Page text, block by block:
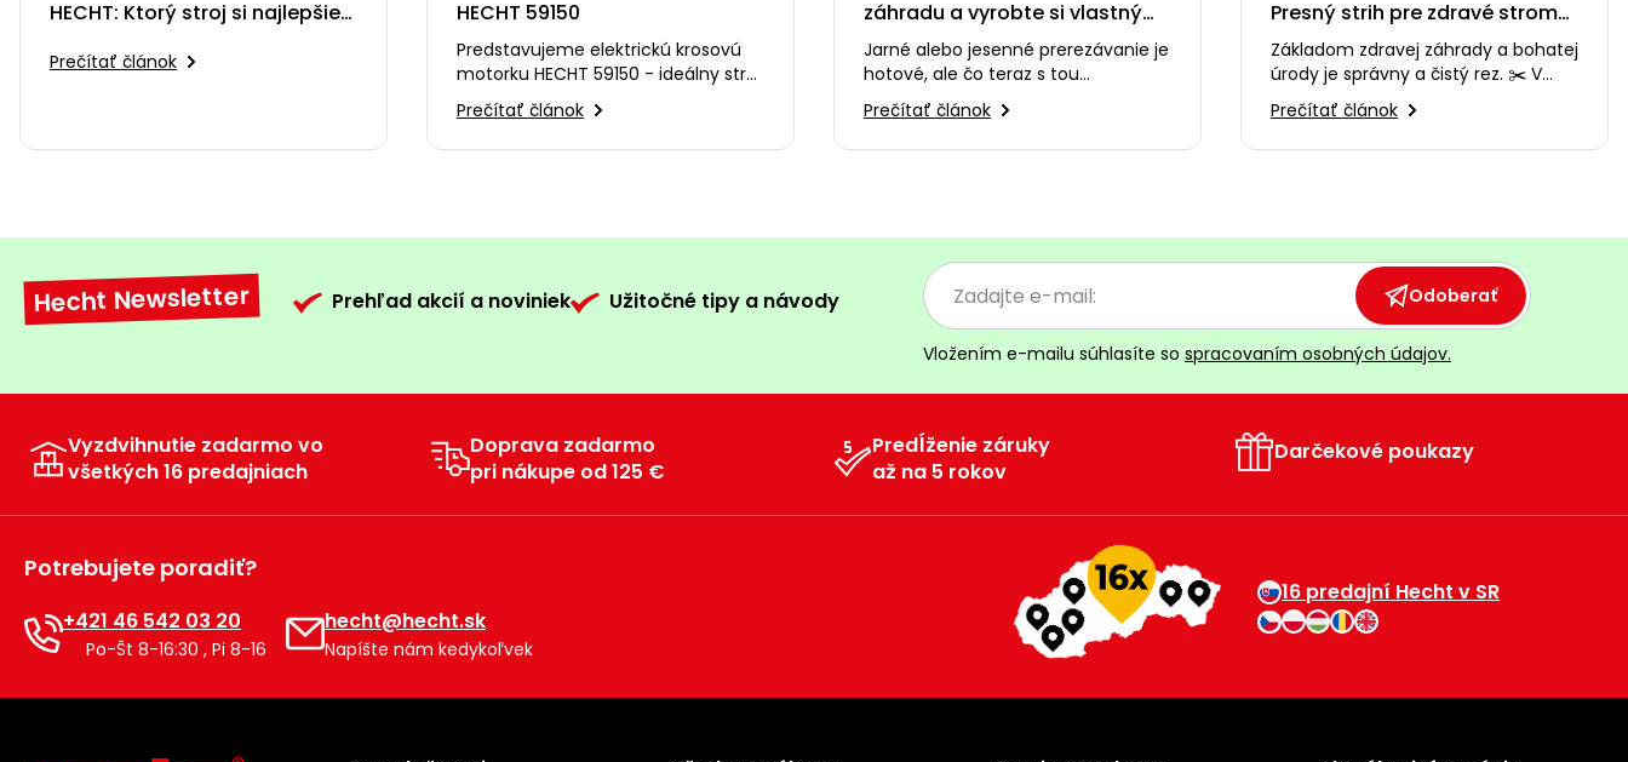
HECHT: Ktorý stroj si najlepšie
Prečítať článok
HECHT 59150
Predstavujeme elektrickú krosovú
motorku HECHT 59150 - ideálny stroj
pre malých nadšencov do terénnej
jazdy. Spája…
Prečítať článok
záhradu a vyrobte si vlastný
mulč
Jarné alebo jesenné prerezávanie je
hotové, ale čo teraz s tou
hromadou konárov? Namiesto
pracného odvážania alebo…
Prečítať článok
Presný strih pre zdravé stromy
a kríky
Základom zdravej záhrady a bohatej
úrody je správny a čistý rez. ✂️ V
tomto videu vám predstavíme
sortiment záhradných…
Prečítať článok
Hecht Newsletter Prehľad akcií a noviniek Užitočné tipy a návody Odoberať
Vložením e-mailu súhlasíte so spracovaním osobných údajov.
Vyzdvihnutie zadarmo vo
všetkých 16 predajniach
Doprava zadarmo
pri nákupe od 125 €
Predĺženie záruky
až na 5 rokov
Darčekové poukazy
Potrebujete poradiť?
+421 46 542 03 20
Po-Št 8-16:30 , Pi 8-16
hecht@hecht.sk
Napíšte nám kedykoľvek
16 predajní Hecht v SR